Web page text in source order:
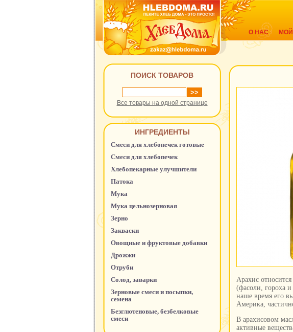
О НАС
ПОИСК ТОВАРОВ
Все товары на одной странице
ИНГРЕДИЕНТЫ
Смеси для хлебопечек готовые
Смеси для хлебопечек
Хлебопекарные улучшители
Патока
Мука
Мука цельнозерновая
Зерно
Закваски
Овощные и фруктовые добавки
Дрожжи
Отруби
Солод, заварки
Зерновые смеси и посыпки,
семена
Безглютеновые, безбелковые
смеси
Арахис
(фасоли, гороха
наше время его
Америка,
В арахисовом
активные